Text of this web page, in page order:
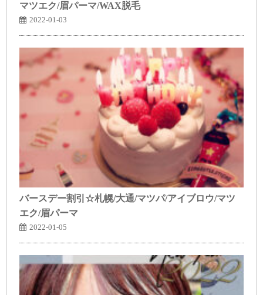
マツエク/眉パーマ/WAX脱毛
2022-01-03
バースデー割引☆札幌/大通/マツパ/アイブロウ/マツ
エク/眉パーマ
2022-01-05